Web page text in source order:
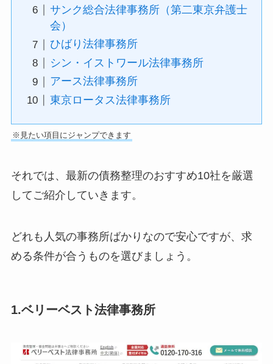
サンク総合法律事務所（第二東京弁護士
会）
ひばり法律事務所
シン・イストワール法律事務所
アース法律事務所
東京ロータス法律事務所
※見たい項目にジャンプできます
それでは、最新の債務整理のおすすめ10社を厳選
してご紹介していきます。
どれも人気の事務所ばかりなので安心ですが、求
める条件が合うものを選びましょう。
1.ベリーベスト法律事務所